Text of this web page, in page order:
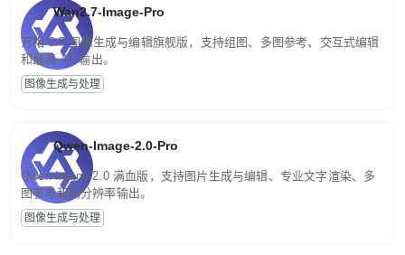
Wan2.7-Image-Pro
万相 2.7 图像生成与编辑旗舰版，支持组图、多图参考、交互式编辑
和最高 4K 输出。
图像生成与处理
Qwen-Image-2.0-Pro
Qwen-Image-2.0 满血版，支持图片生成与编辑、专业文字渲染、多
图参考和高分辨率输出。
图像生成与处理